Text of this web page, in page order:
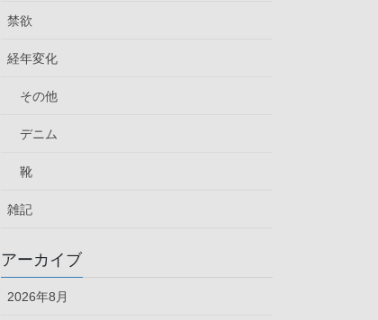
禁欲
経年変化
その他
デニム
靴
雑記
アーカイブ
2026年8月